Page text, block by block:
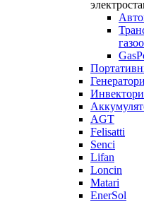
Генератори
Инвектори
AGT
Felisatti
Senci
Lifan
Loncin
Matari
EnerSol